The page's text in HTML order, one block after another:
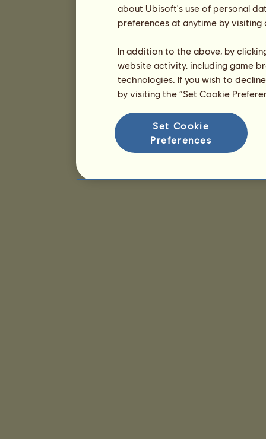
about Ubisoft's use of personal
preferences at anytime by
In addition to the above, by
website activity, including game
technologies. If you wish to
by visiting the “Set Cookie
Set Cookie
Preferences